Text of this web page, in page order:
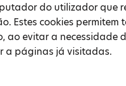
do utilizador que
Estes cookies
ao evitar a necessidade
a páginas já visitadas.